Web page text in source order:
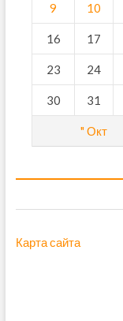
" Окт
9 10
16 17
23 24
30 31
Карта сайта